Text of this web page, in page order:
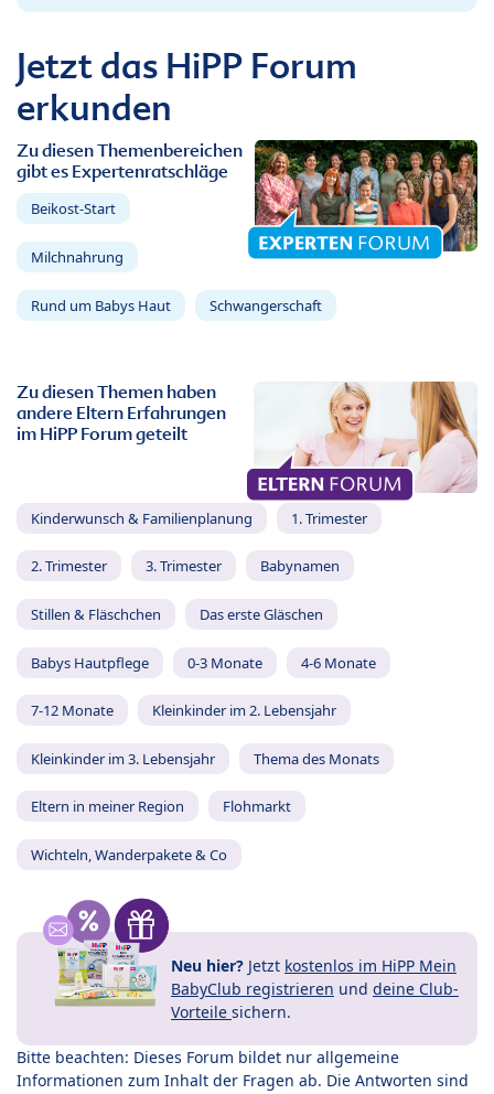
Jetzt das HiPP Forum
erkunden
Zu diesen Themenbereichen
gibt es Expertenratschläge
Beikost-Start
Milchnahrung
Rund um Babys Haut Schwangerschaft
Zu diesen Themen haben
andere Eltern Erfahrungen
im HiPP Forum geteilt
Kinderwunsch & Familienplanung 1. Trimester
2. Trimester 3. Trimester Babynamen
Stillen & Fläschchen Das erste Gläschen
Babys Hautpflege 0-3 Monate 4-6 Monate
7-12 Monate Kleinkinder im 2. Lebensjahr
Kleinkinder im 3. Lebensjahr Thema des Monats
Eltern in meiner Region Flohmarkt
Wichteln, Wanderpakete & Co
Neu hier? Jetzt kostenlos im HiPP Mein
BabyClub registrieren und deine Club-
Vorteile sichern.
Bitte beachten: Dieses Forum bildet nur allgemeine
Informationen zum Inhalt der Fragen ab. Die Antworten sind